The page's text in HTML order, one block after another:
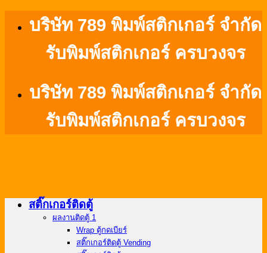
บริษัท 789 พิมพ์สติกเกอร์ จำกัด
รับพิมพ์สติกเกอร์ ครบวงจร
บริษัท 789 พิมพ์สติกเกอร์ จำกัด
รับพิมพ์สติกเกอร์ ครบวงจร
สติ๊กเกอร์ติดตู้
ผลงานติดตู้ 1
Wrap ตู้กดเบียร์
สติ๊กเกอร์ติดตู้ Vending